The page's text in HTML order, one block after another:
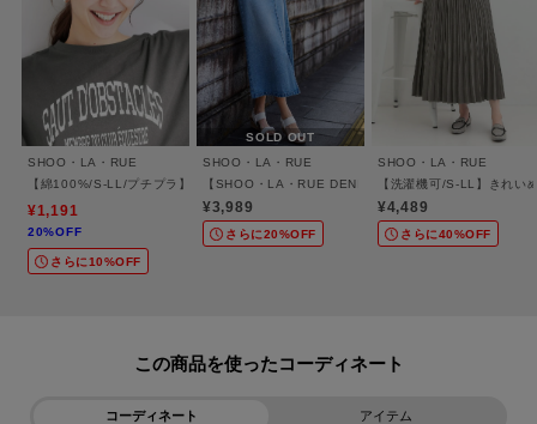
いいですね。
(身長:157㎝ 体型:やせ型 ライトベージュ(351カラー)のMサイズ購入)
とのお声を頂戴しております。
【スタイリング】
デニムパンツと合わせれば大人カジュアルに着ていただけます。
ワイドパンツや柄パンツと組み合わせていただくと、涼しげな夏のお出かけ
コーデの完成です。
SHOO・LA・RUE
【綿100%/S-LL/プチプラ】ゆるシルエット シンプルTシャツ
¥1,191
20%OFF
さらに10%OFF
SOLD OUT
SHOO・LA・RUE
【SHOO・LA・RUE DENIM】シンプルだから使いやす
¥3,989
さらに20%OFF
SHOO・LA・RUE
【洗濯機可/S-LL】きれい
¥4,489
さらに40%OFF
この商品を使った
コーディネート アイテム